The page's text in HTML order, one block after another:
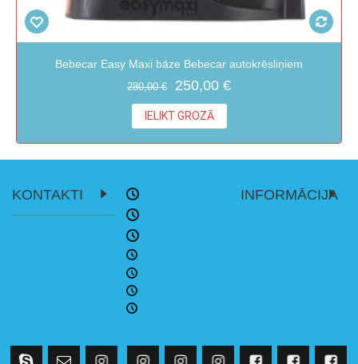
Bebecar Easy Maxi bāze Bebecar autokrēsliņiem
280,00 € 250,00 €
IELIKT GROZĀ
KONTAKTI INFORMĀCIJA